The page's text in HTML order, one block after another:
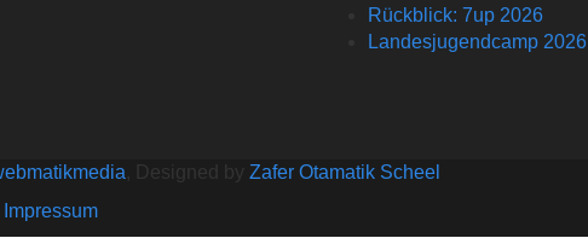
Rückblick: 7up 2026
Landesjugendcamp 2026
, Designed by Zafer Otamatik Scheel
Impressum